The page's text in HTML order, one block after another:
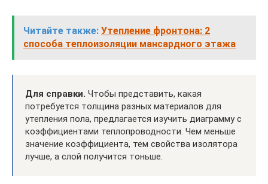
Читайте также: Утепление фронтона: 2
способа теплоизоляции мансардного этажа
Для справки. Чтобы представить, какая
потребуется толщина разных материалов для
утепления пола, предлагается изучить диаграмму с
коэффициентами теплопроводности. Чем меньше
значение коэффициента, тем свойства изолятора
лучше, а слой получится тоньше.